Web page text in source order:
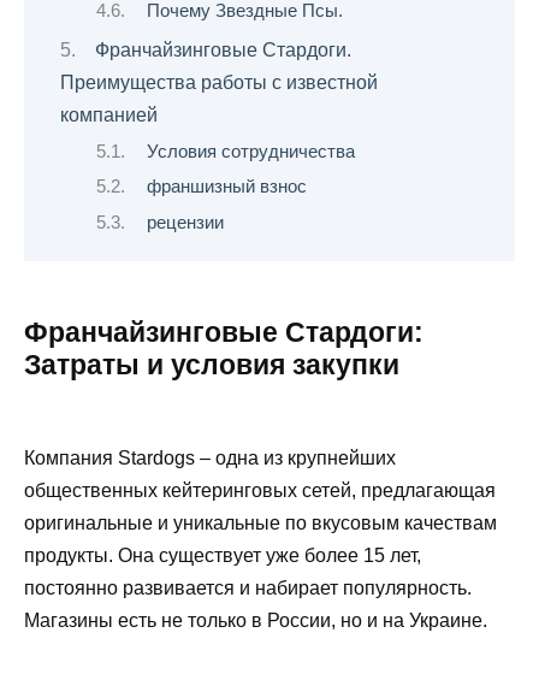
Почему Звездные Псы.
Франчайзинговые Стардоги.
Преимущества работы с известной
компанией
Условия сотрудничества
франшизный взнос
рецензии
Франчайзинговые Стардоги:
Затраты и условия закупки
Компания Stardogs – одна из крупнейших
общественных кейтеринговых сетей, предлагающая
оригинальные и уникальные по вкусовым качествам
продукты. Она существует уже более 15 лет,
постоянно развивается и набирает популярность.
Магазины есть не только в России, но и на Украине.